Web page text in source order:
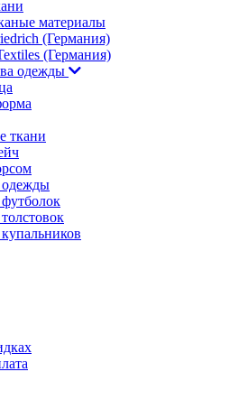
материалы
(Германия)
(Германия)
одежды
ткани
одежды